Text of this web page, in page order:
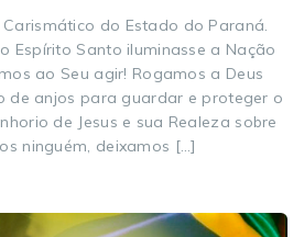
do Estado do Paraná.
Espírito Santo iluminasse a Nação
ao Seu agir! Rogamos a Deus
de anjos para guardar e proteger o
de Jesus e sua Realeza sobre
ninguém, deixamos […]